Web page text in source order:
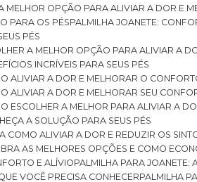
MELHOR OPÇÃO PARA ALIVIAR A DOR E
PARA OS PÉS
PALMILHA JOANETE:
PÉS
A MELHOR OPÇÃO PARA ALIVIAR A
INCRÍVEIS PARA SEUS PÉS
ALIVIAR A DOR E MELHORAR O
ALIVIAR A DOR E MELHORAR SEU
ESCOLHER A MELHOR PARA ALIVIAR A
A SOLUÇÃO PARA SEUS PÉS
COMO ALIVIAR A DOR E REDUZIR OS
AS MELHORES OPÇÕES E COMO
E ALÍVIO
PALMILHA PARA
VOCÊ PRECISA CONHECER
PALMILHA